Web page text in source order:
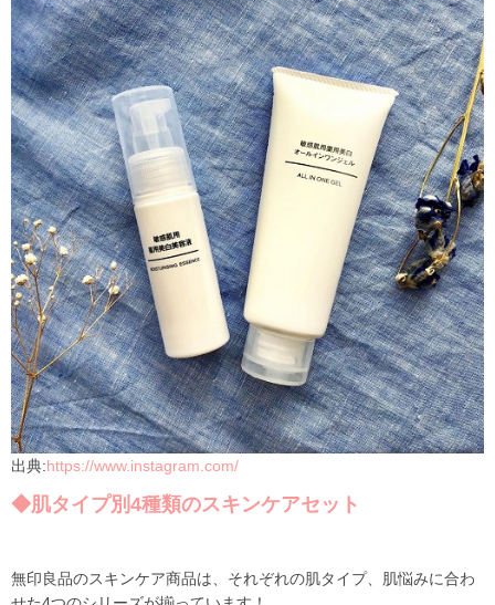
出典:https://www.instagram.com/
◆肌タイプ別4種類のスキンケアセット
無印良品のスキンケア商品は、それぞれの肌タイプ、肌悩みに合わ